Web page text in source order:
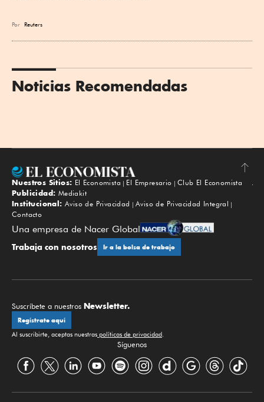
Por Reuters
Noticias Recomendadas
Subir
Nuestros Sitios: El Economista El Empresario
Club El Economista
Publicidad: Mediakit
Institucional: Aviso de Privacidad
Aviso de Privacidad Integral
Contacto
Una empresa de Nacer Global
Trabaja con nosotros Ir a la bolsa de trabajo
Suscríbete a nuestros Newsletter.
Regístrate aquí
Al suscribirte, aceptas nuestras políticas de privacidad.
Síguenos